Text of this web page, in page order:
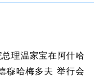
理温家宝在阿什哈
穆哈梅多夫 举行会